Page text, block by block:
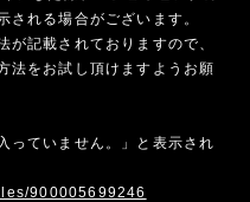
される場合がございます。
が記載されておりますので、
法をお試し頂けますようお願
っていません。」と表示され
900005699246